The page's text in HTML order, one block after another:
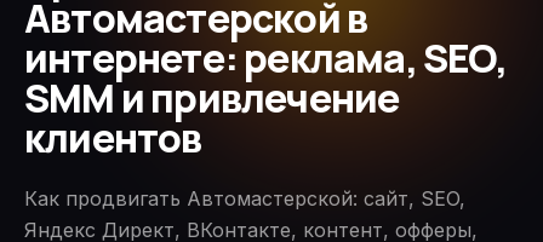
Автомастерской в
интернете: реклама, SEO,
SMM и привлечение
клиентов
Как продвигать Автомастерской: сайт, SEO,
Яндекс Директ, ВКонтакте, контент, офферы,